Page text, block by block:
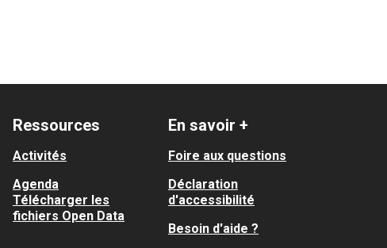
Ressources
Activités
Agenda
Télécharger les
fichiers Open Data
En savoir +
Foire aux questions
Déclaration
d'accessibilité
Besoin d'aide ?